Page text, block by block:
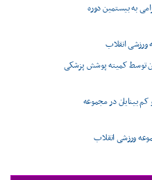
به بیستمین دوره
انقلاب
توسط کمیته پوشش پزشکی
بینایان در مجموعه